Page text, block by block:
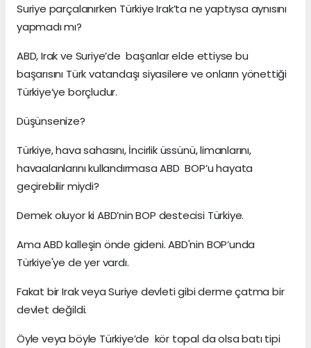
Suriye parçalanırken Türkiye Irak’ta ne yaptıysa aynısını
yapmadı mı?
ABD, Irak ve Suriye’de başarılar elde ettiyse bu
başarısını Türk vatandaşı siyasilere ve onların yönettiği
Türkiye’ye borçludur.
Düşünsenize?
Türkiye, hava sahasını, İncirlik üssünü, limanlarını,
havaalanlarını kullandırmasa ABD BOP’u hayata
geçirebilir miydi?
Demek oluyor ki ABD’nin BOP destecisi Türkiye.
Ama ABD kalleşin önde gideni. ABD'nin BOP’unda
Türkiye'ye de yer vardı.
Fakat bir Irak veya Suriye devleti gibi derme çatma bir
devlet değildi.
Öyle veya böyle Türkiye’de kör topal da olsa batı tipi